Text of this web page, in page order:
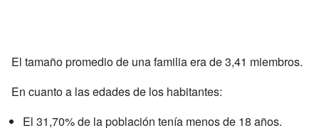
El tamaño promedio de una familia era de 3,41 miembros.
En cuanto a las edades de los habitantes:
El 31,70% de la población tenía menos de 18 años.